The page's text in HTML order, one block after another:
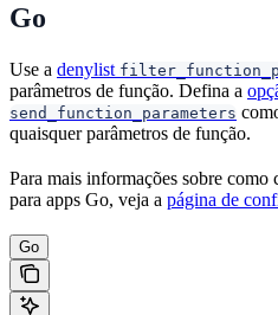
Go
Use a denylist
parâmetros de função. Defina a
send_function_parameters
quaisquer parâmetros de função.
Para mais informações sobre
para apps Go, veja a página de
Go